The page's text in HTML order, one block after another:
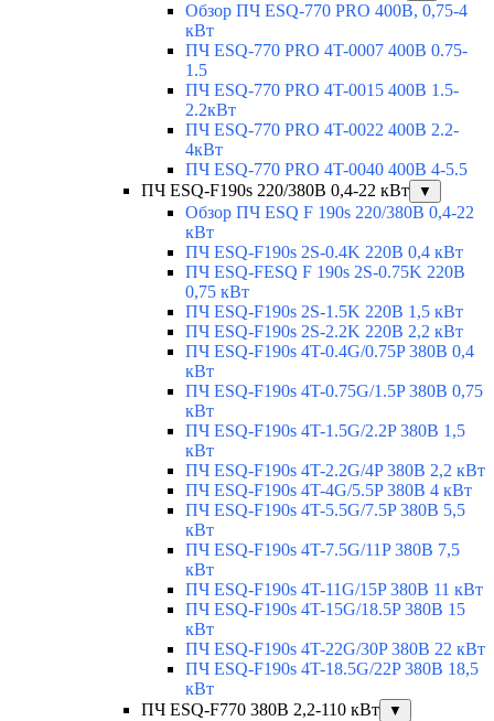
Обзор ПЧ ESQ-770 PRO 400В, 0,75-4
кВт
ПЧ ESQ-770 PRO 4T-0007 400В 0.75-
1.5
ПЧ ESQ-770 PRO 4T-0015 400В 1.5-
2.2кВт
ПЧ ESQ-770 PRO 4T-0022 400В 2.2-
4кВт
ПЧ ESQ-770 PRO 4T-0040 400В 4-5.5
ПЧ ESQ-F190s 220/380В 0,4-22 кВт
▼
Обзор ПЧ ESQ F 190s 220/380В 0,4-22
кВт
ПЧ ESQ-F190s 2S-0.4K 220В 0,4 кВт
ПЧ ESQ-FESQ F 190s 2S-0.75K 220В
0,75 кВт
ПЧ ESQ-F190s 2S-1.5K 220В 1,5 кВт
ПЧ ESQ-F190s 2S-2.2K 220В 2,2 кВт
ПЧ ESQ-F190s 4T-0.4G/0.75P 380В 0,4
кВт
ПЧ ESQ-F190s 4T-0.75G/1.5P 380В 0,75
кВт
ПЧ ESQ-F190s 4T-1.5G/2.2P 380В 1,5
кВт
ПЧ ESQ-F190s 4T-2.2G/4P 380В 2,2 кВт
ПЧ ESQ-F190s 4T-4G/5.5P 380В 4 кВт
ПЧ ESQ-F190s 4T-5.5G/7.5P 380В 5,5
кВт
ПЧ ESQ-F190s 4T-7.5G/11P 380В 7,5
кВт
ПЧ ESQ-F190s 4T-11G/15P 380В 11 кВт
ПЧ ESQ-F190s 4T-15G/18.5P 380В 15
кВт
ПЧ ESQ-F190s 4T-22G/30P 380В 22 кВт
ПЧ ESQ-F190s 4T-18.5G/22P 380В 18,5
кВт
ПЧ ESQ-F770 380В 2,2-110 кВт
▼